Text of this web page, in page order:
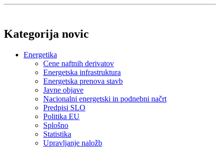
Kategorija novic
Energetika
Cene naftnih derivatov
Energetska infrastruktura
Energetska prenova stavb
Javne objave
Nacionalni energetski in podnebni načrt
Predpisi SLO
Politika EU
Splošno
Statistika
Upravljanje naložb